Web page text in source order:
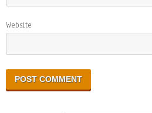
Website